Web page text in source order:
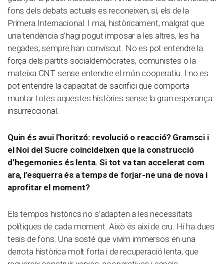
fons dels debats actuals es reconeixen, sí, els de la
Primera Internacional. I mai, històricament, malgrat que
una tendència s’hagi pogut imposar a les altres, les ha
negades; sempre han conviscut. No es pot entendre la
força dels partits socialdemòcrates, comunistes o la
mateixa CNT sense entendre el món cooperatiu. I no es
pot entendre la capacitat de sacrifici que comporta
muntar totes aquestes històries sense la gran esperança
insurreccional.
Quin és avui l’horitzó: revolució o reacció? Gramsci i
el Noi del Sucre coincideixen que la construcció
d’hegemonies és lenta. Si tot va tan accelerat com
ara, l’esquerra és a temps de forjar-ne una de nova i
aprofitar el moment?
Els tempos històrics no s’adapten a les necessitats
polítiques de cada moment. Això és així de cru. Hi ha dues
tesis de fons. Una sosté que vivim immersos en una
derrota històrica molt forta i de recuperació lenta, que